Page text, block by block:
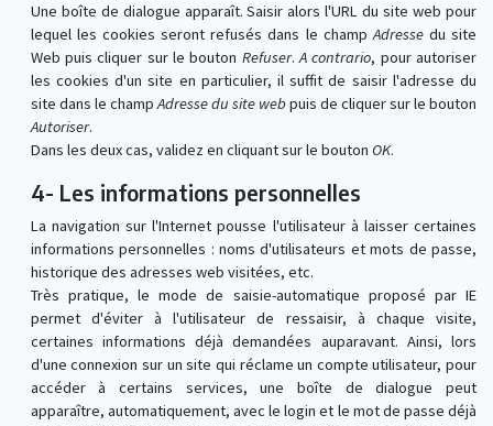
Une boîte de dialogue apparaît. Saisir alors l'URL du site web pour
lequel les cookies seront refusés dans le champAdressedu site
Web puis cliquer sur le bouton Refuser.A contrario, pour autoriser
les cookies d'un site en particulier, il suffit de saisir l'adresse du
site dans le champAdresse du site webpuis de cliquer sur le bouton
Autoriser.
Dans les deux cas, validez en cliquant sur le bouton OK.
4- Les informations personnelles
La navigation sur l'Internet pousse l'utilisateur à laisser certaines
informations personnelles : noms d'utilisateurs et mots de passe,
historique des adresses web visitées, etc.
Très pratique, le mode de saisie-automatique proposé par IE
permet d'éviter à l'utilisateur de ressaisir, à chaque visite,
certaines informations déjà demandées auparavant. Ainsi, lors
d'une connexion sur un site qui réclame un compte utilisateur, pour
accéder à certains services, une boîte de dialogue peut
apparaître, automatiquement, avec le login et le mot de passe déjà